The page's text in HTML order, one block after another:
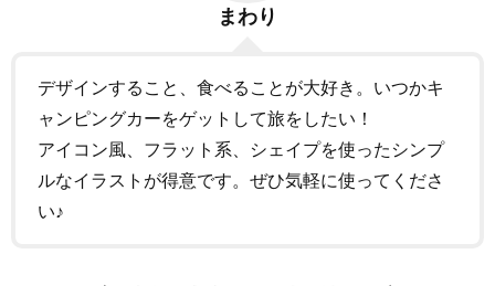
まわり
デザインすること、食べることが大好き。いつかキ
ャンピングカーをゲットして旅をしたい！
アイコン風、フラット系、シェイプを使ったシンプ
ルなイラストが得意です。ぜひ気軽に使ってくださ
い♪